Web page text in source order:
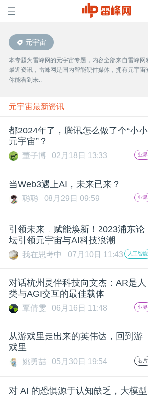
首
页
雷
峰
公
开
课
活
动
中
元宇宙
本专题为雷峰网的元宇宙专题，内容全部来自雷峰网
最近资讯，雷峰网是国内智能硬件媒体，拥有元宇宙
你能看到未..
元宇宙最新资讯
都2024年了，腾讯怎么做了个“小小
元宇宙”？
董子博 02月18日 13:33 业界
当Web3遇上AI，未来已来？
聪聪 08月29日 09:59 业界
引领未来，赋能焕新！2023浦东论
坛引领元宇宙与AI科技浪潮
我在思考中 07月10日 11:43 人工智能
对话杭州灵伴科技向文杰：AR是人
类与AGI交互的最佳载体
覃倩雯 06月16日 11:48 业界
从游戏里走出来的英伟达，回到游
戏里
姚勇喆 05月30日 19:54 芯片
对 AI 的恐惧源于认知缺乏，大模型